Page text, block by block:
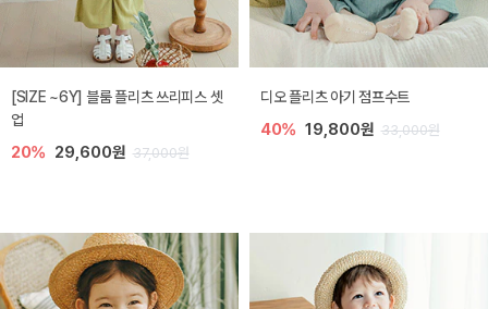
[SIZE ~6Y] 블룸 플리츠 쓰리피스 셋
업
20% 29,600원 37,000원
디오 플리츠 아기 점프수트
40% 19,800원 33,000원